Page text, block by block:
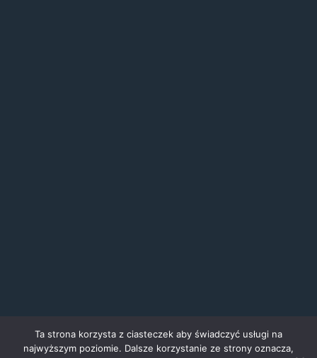
Ta strona korzysta z ciasteczek aby świadczyć usługi na
najwyższym poziomie. Dalsze korzystanie ze strony oznacza,